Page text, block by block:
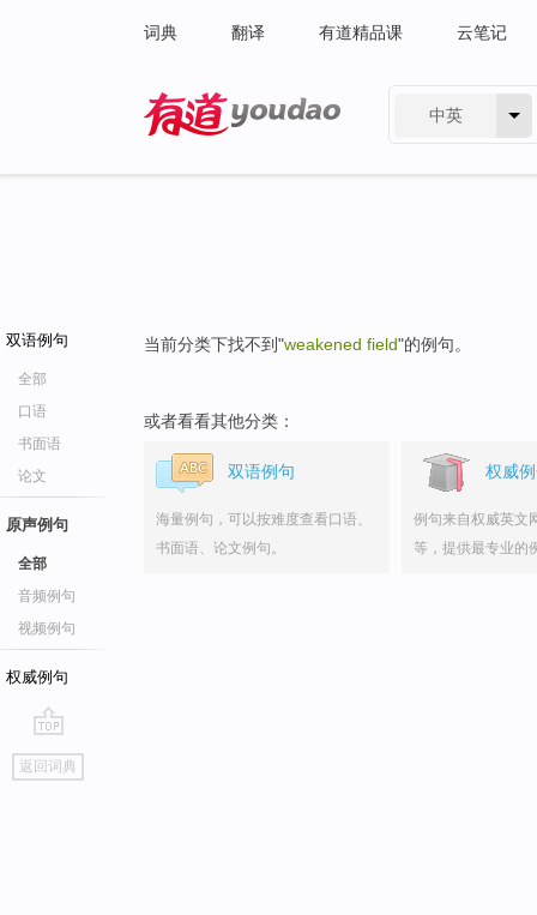
词典 翻译 有道精品课 云笔记
中英
双语例句
全部
口语
书面语
论文
原声例句
全部
音频例句
视频例句
权威例句
go
top
返回词典
当前分类下找不到"weakened field"的例句。
或者看看其他分类：
双语例句
海量例句，可以按难度查看口语、
书面语、论文例句。
权威
例句来自权威英文
等，提供最专业的